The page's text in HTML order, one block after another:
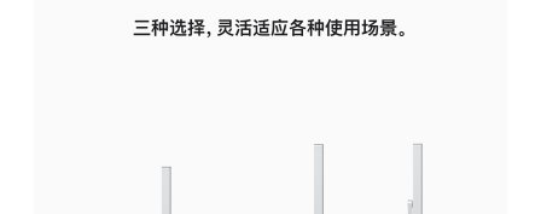
三种选择，灵活适应各种使用场景。